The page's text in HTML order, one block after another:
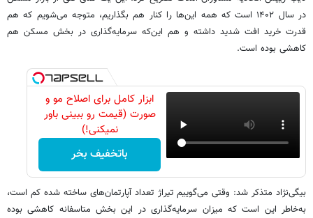
در سال ۱۴۰۲ است که همه این‌ها را کنار هم بگذاریم، متوجه می‌شویم که هم
قدرت خرید افت شدید داشته و هم این‌که سرمایه‌گذاری در بخش مسکن هم
کاهشی بوده است.
ابزار کامل برای اصلاح مو و
صورت (قیمت رو ببینی باور
نمیکنی!)
باتخفیف بخر
بیگی‌نژاد متذکر شد: وقتی می‌گوییم تیراژ تعداد آپارتمان‌های ساخته شده کم است،
به‌خاطر این است که میزان سرمایه‌گذاری در این بخش متاسفانه کاهشی بوده